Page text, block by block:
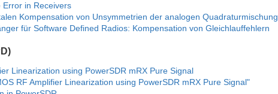
in Receivers
Kompensation von Unsymmetrien der analogen Quadraturmischung
für Software Defined Radios: Kompensation von Gleichlauffehlern
Linearization using PowerSDR mRX Pure Signal
RF Amplifier Linearization using PowerSDR mRX Pure Signal"